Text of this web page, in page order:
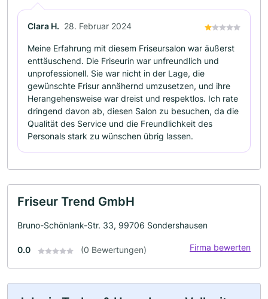
Clara H. 28. Februar 2024
Meine Erfahrung mit diesem Friseursalon war äußerst
enttäuschend. Die Friseurin war unfreundlich und
unprofessionell. Sie war nicht in der Lage, die
gewünschte Frisur annähernd umzusetzen, und ihre
Herangehensweise war dreist und respektlos. Ich rate
dringend davon ab, diesen Salon zu besuchen, da die
Qualität des Service und die Freundlichkeit des
Personals stark zu wünschen übrig lassen.
Friseur Trend GmbH
Bruno-Schönlank-Str. 33, 99706 Sondershausen
0.0 (0 Bewertungen) Firma bewerten